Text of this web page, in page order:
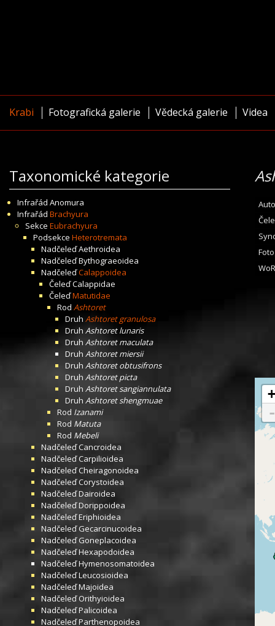
Krabi Fotografická galerie Vědecká galerie Videa
Taxonomické kategorie
Infrařád Anomura
Infrařád Brachyura
Sekce Eubrachyura
Podsekce Heterotremata
NadčeleďAethroidea
NadčeleďBythograeoidea
NadčeleďCalappoidea
ČeleďCalappidae
ČeleďMatutidae
Rod Ashtoret
Druh Ashtoret granulosa
Druh Ashtoret lunaris
Druh Ashtoret maculata
Druh Ashtoret miersii
Druh Ashtoret obtusifrons
Druh Ashtoret picta
Druh Ashtoret sangiannulata
Druh Ashtoret shengmuae
Rod Izanami
Rod Matuta
Rod Mebeli
NadčeleďCancroidea
NadčeleďCarpilioidea
NadčeleďCheiragonoidea
NadčeleďCorystoidea
NadčeleďDairoidea
NadčeleďDorippoidea
NadčeleďEriphioidea
NadčeleďGecarcinucoidea
NadčeleďGoneplacoidea
NadčeleďHexapodoidea
NadčeleďHymenosomatoidea
NadčeleďLeucosioidea
NadčeleďMajoidea
NadčeleďOrithyioidea
NadčeleďPalicoidea
NadčeleďParthenopoidea
+